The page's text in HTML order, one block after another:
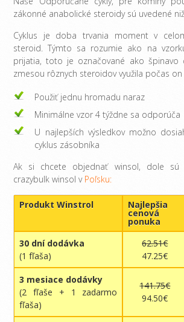
zákonné anabolické steroidy sú uvedené
Cyklus je doba trvania moment v
steroid. Týmto sa rozumie ako na
prijatia, toto je označované ako špinavo
zmesou rôznych steroidov využila počas on
Použiť jednu hromadu naraz
Minimálne vzor 4 týždne sa odporúča
U najlepších výsledkov možno
cyklus zásobníka
Ak si chcete objednať winsol, dole sú
crazybulk winsol v Poľsku:
Produkt Winstrol Najlepšia
cenová
ponuka
30 dní dodávka
(1 fľaša)
62.51€
47.25€
3 mesiace dodávky
(2 fľaše + 1 zadarmo
fľaša)
141.75€
94.50€